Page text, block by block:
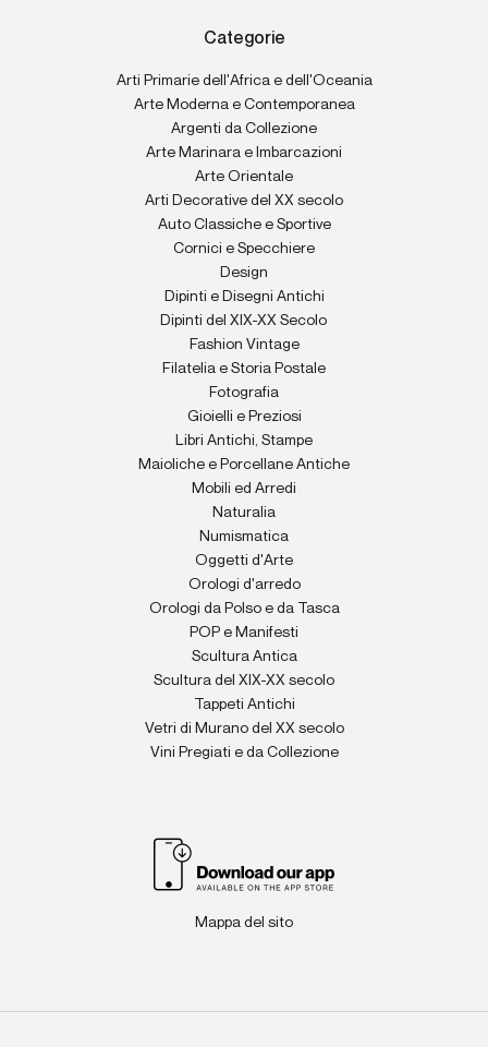
Categorie
Arti Primarie dell'Africa e dell'Oceania
Arte Moderna e Contemporanea
Argenti da Collezione
Arte Marinara e Imbarcazioni
Arte Orientale
Arti Decorative del XX secolo
Auto Classiche e Sportive
Cornici e Specchiere
Design
Dipinti e Disegni Antichi
Dipinti del XIX-XX Secolo
Fashion Vintage
Filatelia e Storia Postale
Fotografia
Gioielli e Preziosi
Libri Antichi, Stampe
Maioliche e Porcellane Antiche
Mobili ed Arredi
Naturalia
Numismatica
Oggetti d'Arte
Orologi d'arredo
Orologi da Polso e da Tasca
POP e Manifesti
Scultura Antica
Scultura del XIX-XX secolo
Tappeti Antichi
Vetri di Murano del XX secolo
Vini Pregiati e da Collezione
Mappa del sito